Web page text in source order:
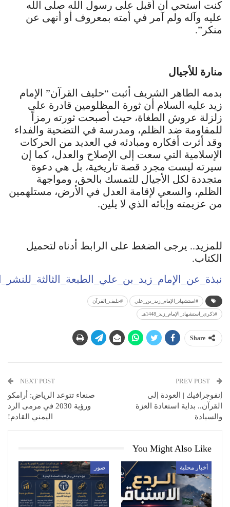
كنت استحي أن أقبل على رسول الله صلى الله
عليه وآله ولم آمر في أمته بمعروف أو أنهى عن
منكر”.
منارة للأجيال
بدمه الطاهر الشريف أثبت “حليف القرآن” الإمام
زيد عليه السلام أن ثورة المظلومين قادرة على
زلزلة عروش الطغاة، حيث أصبحت ثورته رمزاً
للمقاومة ضد الظلم، ومدرسة في التضحية والفداء
وقد أثرت أفكاره ومبادئه في العديد من الحركات
الإسلامية التي سعت إلى الإصلاح والعدل، كما إن
سيرته ليست مجرد قصة تاريخية، بل هي دعوة
متجددة لكل الأجيال للتمسك بالحق، ومواجهة
الظلم، والسعي لإقامة العدل في الأرض، مستلهمين
من عزيمته وإبائه الذي لا يلين.
للمزيد.. يرجى الضغط على الرابط أدناه لتحميل
الكتاب.
#استشهاد_الإمام_زيد_بن_علي #حليف_القرآن
#ذكرى_استشهاد_الإمام_زيد_1448هـ
Share
إنفوجرافيك | العودة إلى
القرآن.. بداية استعادة العزة
والسيادة
NEXT POST
صنعاء تتوعد الرياض: أرامكو
ورؤية 2030 في مرمى الرد
اليمني القادم!
You Might Also Like
أخبار محلية صور